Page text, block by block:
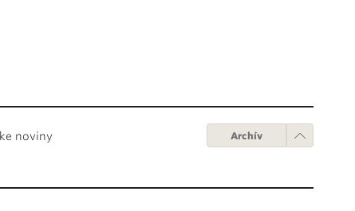
noviny Archív